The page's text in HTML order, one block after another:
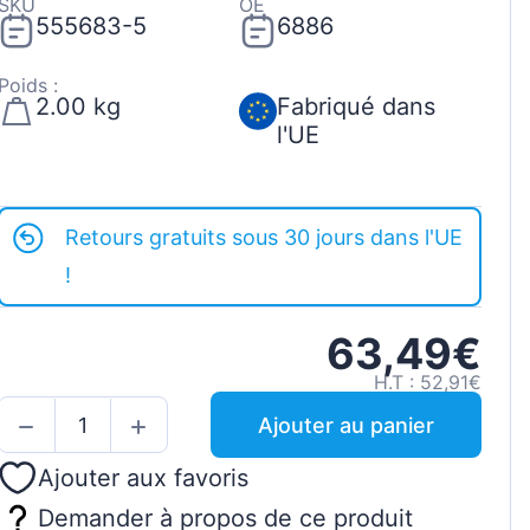
SKU
555683-5
OE
6886
Poids :
2.00 kg
Fabriqué dans
l'UE
Retours gratuits sous 30 jours dans l'UE
!
63,49€
H.T : 52,91€
Ajouter au panier
Ajouter aux favoris
Demander à propos de ce produit